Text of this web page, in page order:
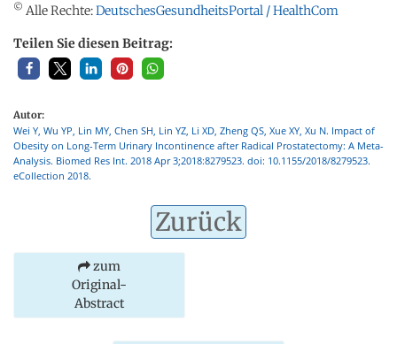
© Alle Rechte:DeutschesGesundheitsPortal / HealthCom
Teilen Sie diesen Beitrag:
Autor:
Wei Y, Wu YP, Lin MY, Chen SH, Lin YZ, Li XD, Zheng QS, Xue XY, Xu N. Impact of
Obesity on Long-Term Urinary Incontinence after Radical Prostatectomy: A Meta-
Analysis. Biomed Res Int. 2018 Apr 3;2018:8279523. doi: 10.1155/2018/8279523.
eCollection 2018.
Zurück
zum
Original-
Abstract